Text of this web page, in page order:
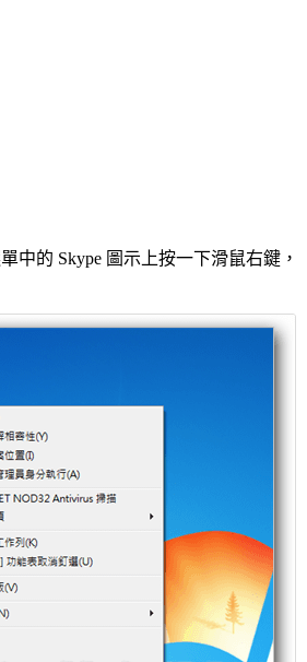
中的 Skype 圖示上按一下滑鼠右鍵，